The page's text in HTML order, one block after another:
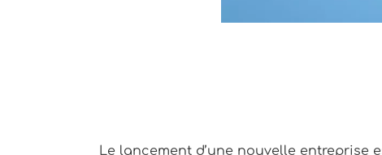
Le lancement d’une nouvelle entreprise